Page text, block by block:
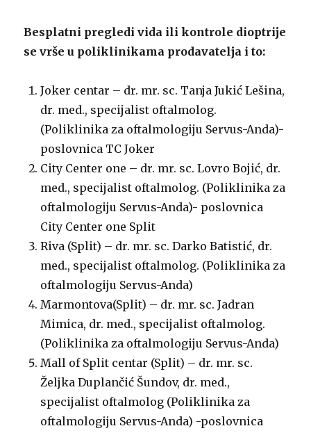
Besplatni pregledi vida ili kontrole dioptrije
se vrše u poliklinikama prodavatelja i to:
Joker centar – dr. mr. sc. Tanja Jukić Lešina,
dr. med., specijalist oftalmolog.
(Poliklinika za oftalmologiju Servus-Anda)-
poslovnica TC Joker
City Center one – dr. mr. sc. Lovro Bojić, dr.
med., specijalist oftalmolog. (Poliklinika za
oftalmologiju Servus-Anda)- poslovnica
City Center one Split
Riva (Split) – dr. mr. sc. Darko Batistić, dr.
med., specijalist oftalmolog. (Poliklinika za
oftalmologiju Servus-Anda)
Marmontova(Split) – dr. mr. sc. Jadran
Mimica, dr. med., specijalist oftalmolog.
(Poliklinika za oftalmologiju Servus-Anda)
Mall of Split centar (Split) – dr. mr. sc.
Željka Duplančić Šundov, dr. med.,
specijalist oftalmolog (Poliklinika za
oftalmologiju Servus-Anda) -poslovnica